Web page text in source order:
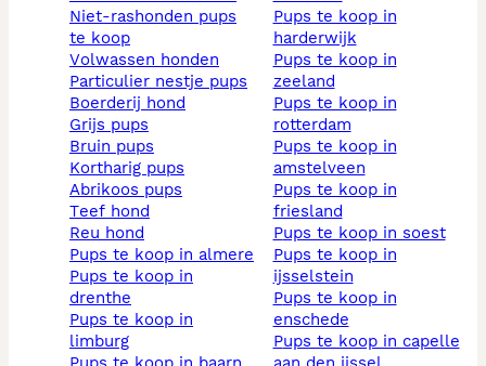
niet-rashonden pups
te koop
volwassen honden
particulier nestje pups
boerderij hond
grijs pups
bruin pups
kortharig pups
abrikoos pups
teef hond
reu hond
pups te koop in almere
pups te koop in
drenthe
pups te koop in
limburg
pups te koop in
harderwijk
pups te koop in
zeeland
pups te koop in
rotterdam
pups te koop in
amstelveen
pups te koop in
friesland
pups te koop in soest
pups te koop in
ijsselstein
pups te koop in
enschede
pups te koop in capelle